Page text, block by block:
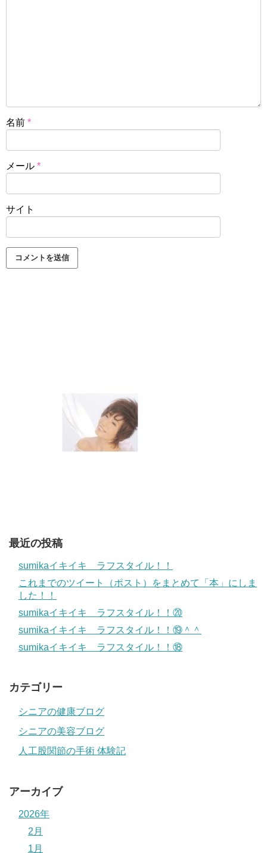
名前 *
メール *
サイト
最近の投稿
sumikaイキイキ ラフスタイル！！
これまでのツイート（ポスト）をまとめて「本」にしま
した！！
sumikaイキイキ ラフスタイル！！⑳
sumikaイキイキ ラフスタイル！！⑲＾＾
sumikaイキイキ ラフスタイル！！⑱
カテゴリー
シニアの健康ブログ
シニアの美容ブログ
人工股関節の手術 体験記
アーカイブ
2026年
2月
1月